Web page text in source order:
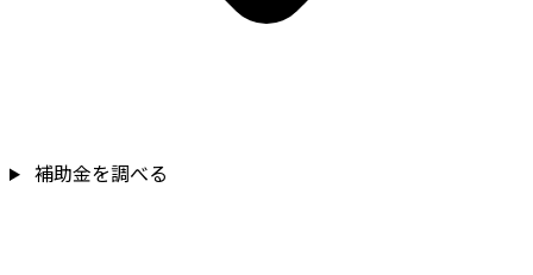
補助金を調べる